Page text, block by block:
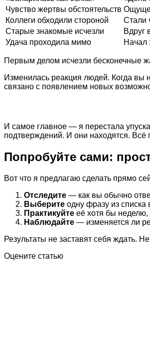
Чувство жертвы обстоятельств
Коллеги обходили стороной
Стали
Старые знакомые исчезли
Вдруг
Удача проходила мимо
Начал
Первым делом исчезли бесконечные
Изменилась реакция людей. Когда вы
связано с появлением новых
И самое главное — я перестала
подтверждений. И они находятся. Всё
Попробуйте сами:
Вот что я предлагаю сделать прямо
Отследите — как вы обычно
Выберите одну фразу из
Практикуйте её хотя бы неделю,
Наблюдайте — изменяется ли
Результаты не заставят себя ждать.
Оцените статью